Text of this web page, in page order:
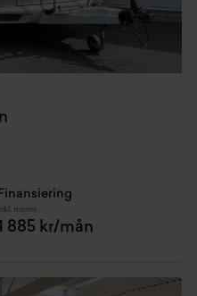
Inkl. moms
885 kr/mån